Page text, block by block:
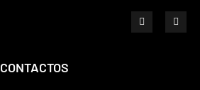
CONTACTOS